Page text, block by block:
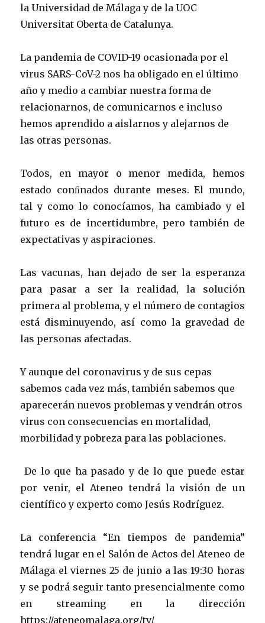
la Universidad de Málaga y de la UOC
Universitat Oberta de Catalunya.
La pandemia de COVID-19 ocasionada por el
virus SARS-CoV-2 nos ha obligado en el último
año y medio a cambiar nuestra forma de
relacionarnos, de comunicarnos e incluso
hemos aprendido a aislarnos y alejarnos de
las otras personas.
Todos, en mayor o menor medida, hemos
estado conﬁnados durante meses. El mundo,
tal y como lo conocíamos, ha cambiado y el
futuro es de incertidumbre, pero también de
expectativas y aspiraciones.
Las vacunas, han dejado de ser la esperanza
para pasar a ser la realidad, la solución
primera al problema, y el número de contagios
está disminuyendo, así como la gravedad de
las personas afectadas.
Y aunque del coronavirus y de sus cepas
sabemos cada vez más, también sabemos que
aparecerán nuevos problemas y vendrán otros
virus con consecuencias en mortalidad,
morbilidad y pobreza para las poblaciones.
De lo que ha pasado y de lo que puede estar
por venir, el Ateneo tendrá la visión de un
científico y experto como Jesús Rodríguez.
La conferencia “En tiempos de pandemia”
tendrá lugar en el Salón de Actos del Ateneo de
Málaga el viernes 25 de junio a las 19:30 horas
y se podrá seguir tanto presencialmente como
en streaming en la dirección
https://ateneomalaga.org/tv/